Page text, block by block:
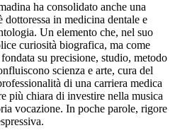
ha consolidato anche una
in medicina dentale e
Un elemento che, nel suo
curiosità biografica, ma come
su precisione, studio, metodo
scienza e arte, cura del
di una carriera medica
più chiara di investire nella musica
vocazione. In poche parole, rigore